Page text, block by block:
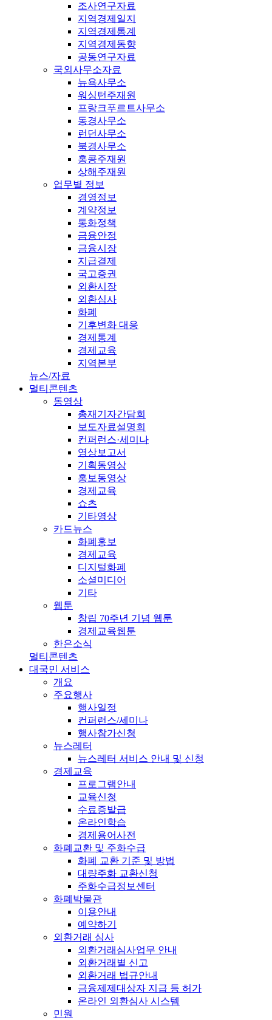
조사연구자료
지역경제일지
지역경제통계
지역경제동향
공동연구자료
국외사무소자료
뉴욕사무소
워싱턴주재원
프랑크푸르트사무소
동경사무소
런던사무소
북경사무소
홍콩주재원
상해주재원
업무별 정보
경영정보
계약정보
통화정책
금융안정
금융시장
지급결제
국고증권
외환시장
외환심사
화폐
기후변화 대응
경제통계
경제교육
지역본부
뉴스/자료
멀티콘텐츠
동영상
총재기자간담회
보도자료설명회
컨퍼런스·세미나
영상보고서
기획동영상
홍보동영상
경제교육
쇼츠
기타영상
카드뉴스
화폐홍보
경제교육
디지털화폐
소셜미디어
기타
웹툰
창립 70주년 기념 웹툰
경제교육웹툰
한은소식
멀티콘텐츠
대국민 서비스
개요
주요행사
행사일정
컨퍼런스/세미나
행사참가신청
뉴스레터
뉴스레터 서비스 안내 및 신청
경제교육
프로그램안내
교육신청
수료증발급
온라인학습
경제용어사전
화폐교환 및 주화수급
화폐 교환 기준 및 방법
대량주화 교환신청
주화수급정보센터
화폐박물관
이용안내
예약하기
외환거래 심사
외환거래심사업무 안내
외환거래별 신고
외환거래 법규안내
금융제제대상자 지급 등 허가
온라인 외환심사 시스템
민원